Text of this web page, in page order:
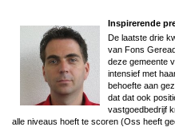
Inspirerende
De laatste drie
van Fons
deze gemeente
intensief met
behoefte aan
dat dat ook
vastgoedbedrijf
alle niveaus hoeft te scoren (Oss heeft